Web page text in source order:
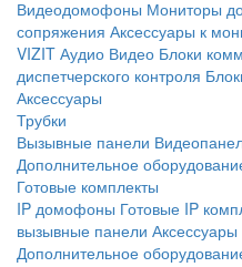
Видеодомофоны Мониторы
сопряжения Аксессуары к
VIZIT Аудио Видео Блоки
диспетчерского контроля
Аксессуары
Трубки
Вызывные панели
Дополнительное
Готовые комплекты
IP домофоны Готовые IP
вызывные панели Аксессуары
Дополнительное